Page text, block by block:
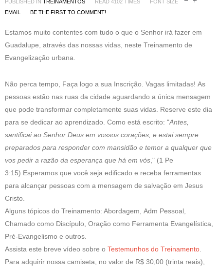
PUBLISHED IN TREINAMENTOS READ 4102 TIMES
FONT SIZE
EMAIL
BE THE FIRST TO COMMENT!
Estamos muito contentes com tudo o que o Senhor irá fazer em
Guadalupe, através das nossas vidas, neste Treinamento de
Evangelização urbana.
Não perca tempo, Faça logo a sua Inscrição. Vagas limitadas! As
pessoas estão nas ruas da cidade aguardando a única mensagem
que pode transformar completamente suas vidas. Reserve este dia
para se dedicar ao aprendizado. Como está escrito: "Antes,
santificai ao Senhor Deus em vossos corações; e estai sempre
preparados para responder com mansidão e temor a qualquer que
vos pedir a razão da esperança que há em vós ," (1 Pe
3:15) Esperamos que você seja edificado e receba ferramentas
para alcançar pessoas com a mensagem de salvação em Jesus
Cristo.
Alguns tópicos do Treinamento: Abordagem, Adm Pessoal,
Chamado como Discípulo, Oração como Ferramenta Evangelística,
Pré-Evangelismo e outros.
Assista este breve vídeo sobre o Testemunhos do Treinamento
Para adquirir nossa camiseta, no valor de R$ 30,00 (trinta reais),